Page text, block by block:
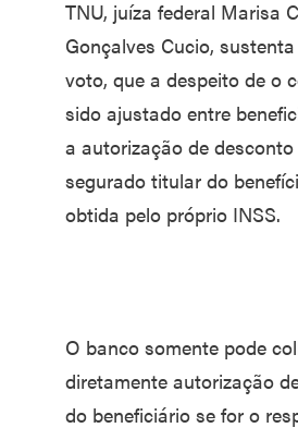
TNU, juíza federal Marisa
Gonçalves Cucio,
voto, que a despeito de o
sido ajustado entre
a autorização de
segurado titular do
obtida pelo próprio INSS.
O banco somente pode
diretamente autorização
do beneficiário se for o